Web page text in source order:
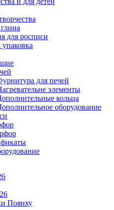
для росписи
для печей
элементы
кольца
оборудование